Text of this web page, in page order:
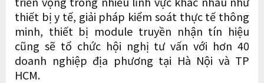
thiết bị y tế, giải pháp kiểm soát thực tế thông
minh, thiết bị module truyền nhận tín hiệu
cũng sẽ tổ chức hội nghị tư vấn với hơn 40
doanh nghiệp địa phương tại Hà Nội và TP
HCM.